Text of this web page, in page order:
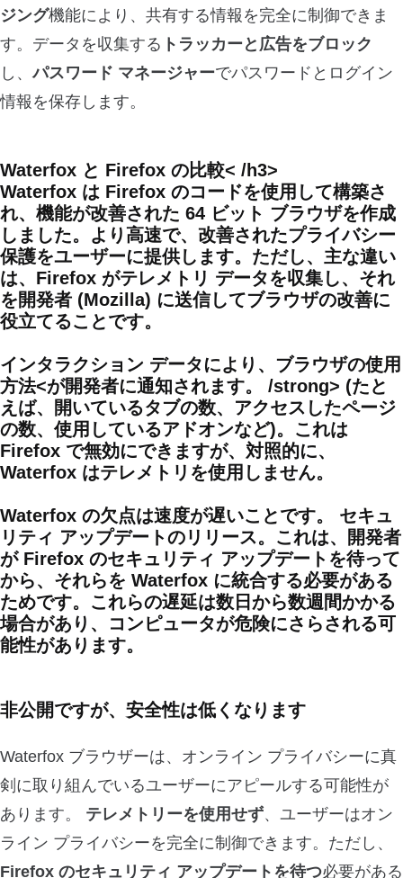
ジング機能により、共有する情報を完全に制御できま
す。データを収集する トラッカーと広告をブロック
し、パスワード マネージャーでパスワードとログイン
情報を保存します。
Waterfox と Firefox の比較< /h3>
Waterfox は Firefox のコードを使用して構築さ
れ、機能が改善された 64 ビット ブラウザを作成
しました。より高速で、 改善されたプライバシー
保護をユーザーに提供します。ただし、主な違い
は、Firefox がテレメトリ データを収集し、それ
を開発者 (Mozilla) に送信してブラウザの改善に
役立てることです。
インタラクション データにより、 ブラウザの使用
方法<が開発者に通知されます。 /strong> (たと
えば、開いているタブの数、アクセスしたページ
の数、使用しているアドオンなど)。これは
Firefox で無効にできますが、対照的に、
Waterfox はテレメトリを使用しません。
Waterfox の欠点は速度が遅いことです。 セキュ
リティ アップデートのリリース。これは、開発者
が Firefox のセキュリティ アップデートを待って
から、それらを Waterfox に統合する必要がある
ためです。これらの遅延は数日から数週間かかる
場合があり、
コンピュータが危険にさらされる可
能性があります。
非公開ですが、安全性は低くなります
Waterfox ブラウザーは、オンライン プライバシーに真
剣に取り組んでいるユーザーにアピールする可能性が
あります。 テレメトリーを使用せず、ユーザーはオン
ライン プライバシーを完全に制御できます。ただし、
Firefox のセキュリティ アップデートを待つ必要がある